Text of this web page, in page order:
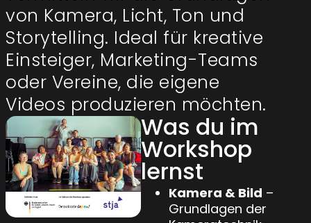
von Kamera, Licht, Ton und
Storytelling. Ideal für kreative
Einsteiger, Marketing-Teams
oder Vereine, die eigene
Videos produzieren möchten.
Was du im
Workshop
lernst
Kamera & Bild –
Grundlagen der